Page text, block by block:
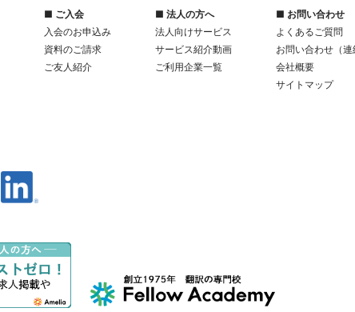
■ ご入会
入会のお申込み
資料のご請求
ご友人紹介
■ 法人の方へ
法人向けサービス
サービス紹介動画
ご利用企業一覧
■ お問い合わせ
よくあるご質問
お問い合わせ（連
会社概要
サイトマップ